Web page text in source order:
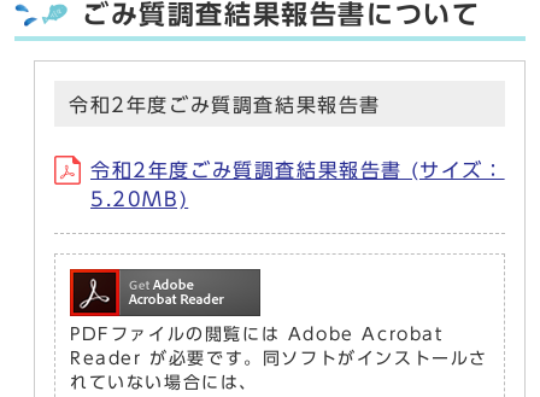
ごみ質調査結果報告書について
令和2年度ごみ質調査結果報告書
令和2年度ごみ質調査結果報告書 (サイズ：
5.20MB)
PDFファイルの閲覧には Adobe Acrobat
Reader が必要です。同ソフトがインストールさ
れていない場合には、